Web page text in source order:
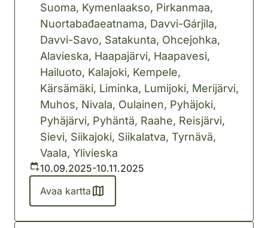
Suoma, Kymenlaakso, Pirkanmaa,
Nuortabađaeatnama, Davvi-Gárjila,
Davvi-Savo, Satakunta, Ohcejohka,
Alavieska, Haapajärvi, Haapavesi,
Hailuoto, Kalajoki, Kempele,
Kärsämäki, Liminka, Lumijoki, Merijärvi,
Muhos, Nivala, Oulainen, Pyhäjoki,
Pyhäjärvi, Pyhäntä, Raahe, Reisjärvi,
Sievi, Siikajoki, Siikalatva, Tyrnävä,
Vaala, Ylivieska
10.09.2025-10.11.2025
Avaa kartta